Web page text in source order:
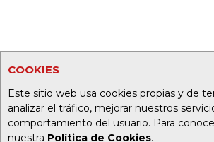
COOKIES
Este sitio web usa cookies propias y de
analizar el tráfico, mejorar nuestros
comportamiento del usuario. Para
nuestra Política de Cookies.